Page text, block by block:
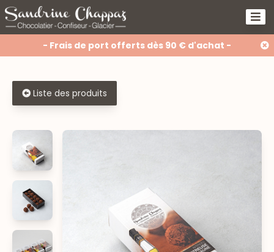
- Frais de port offerts dès 90 € d'achat -
Liste des produits